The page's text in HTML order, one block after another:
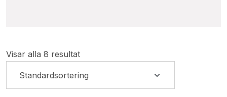
Visar alla 8 resultat